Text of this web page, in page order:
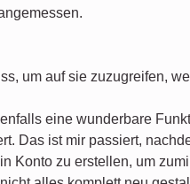
um auf sie zuzugreifen,
eine wunderbare
Das ist mir passiert,
Konto zu erstellen, um